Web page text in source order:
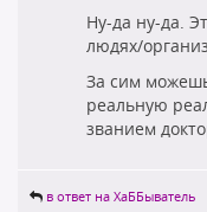
Ну-да ну-да.
людях/
За сим
реальную
званием
в ответ на ХаББыватель